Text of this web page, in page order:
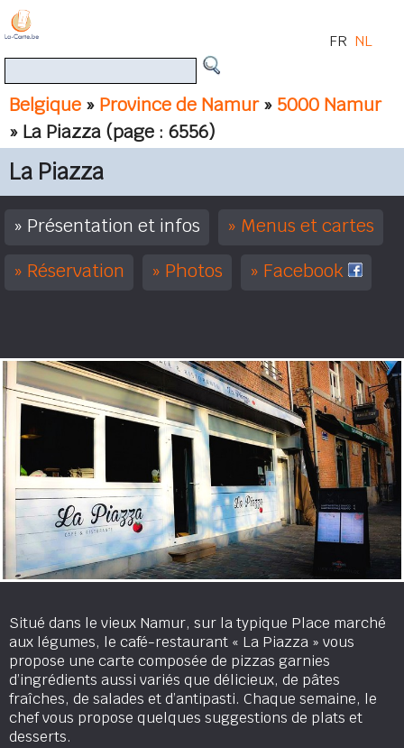
Belgique » Province de Namur» 5000 Namur
» La Piazza (page : 6556)
FR NL
La Piazza
Présentation et infos
Menus et cartes
Réservation
Photos Facebook
Situé dans le vieux Namur, sur la typique Place marché
aux légumes, le café-restaurant « La Piazza » vous
propose une carte composée de pizzas garnies
d’ingrédients aussi variés que délicieux, de pâtes
fraîches, de salades et d’antipasti. Chaque semaine, le
chef vous propose quelques suggestions de plats et
desserts.